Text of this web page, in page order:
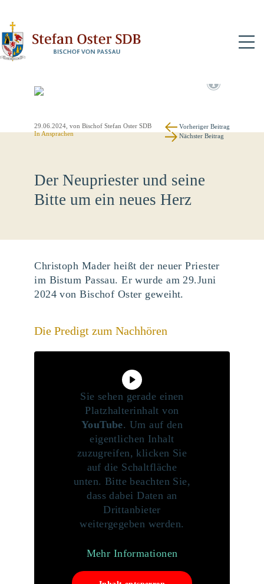
29.06.2024 , von Bischof Stefan Oster SDB
InAnsprachen
Vorheriger Beitrag
Nächster Beitrag
Der Neupriester und seine
Bitte um ein neues Herz
Christoph Mader heißt der neuer Priester
im Bistum Passau. Er wurde am 29.Juni
2024 von Bischof Oster geweiht.
Die Predigt zum Nachhören
Sie sehen gerade einen
Platzhalterinhalt von
YouTube. Um auf den
eigentlichen Inhalt
zuzugreifen, klicken Sie
auf die Schaltfläche
unten. Bitte beachten Sie,
dass dabei Daten an
Drittanbieter
weitergegeben werden.
Mehr Informationen